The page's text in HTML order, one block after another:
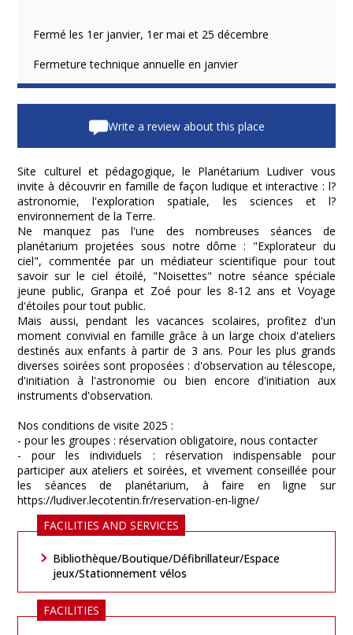
Site culturel et pédagogique, le Planétarium Ludiver vous
invite à découvrir en famille de façon ludique et interactive : l?
astronomie, l'exploration spatiale, les sciences et l?
environnement de la Terre.
Ne manquez pas l'une des nombreuses séances de
planétarium projetées sous notre dôme : "Explorateur du
ciel", commentée par un médiateur scientifique pour tout
savoir sur le ciel étoilé, "Noisettes" notre séance spéciale
jeune public, Granpa et Zoé pour les 8-12 ans et Voyage
d'étoiles pour tout public.
Mais aussi, pendant les vacances scolaires, profitez d'un
moment convivial en famille grâce à un large choix d'ateliers
destinés aux enfants à partir de 3 ans. Pour les plus grands
diverses soirées sont proposées : d'observation au télescope,
d'initiation à l'astronomie ou bien encore d'initiation aux
instruments d'observation.
Nos conditions de visite 2025 :
- pour les groupes : réservation obligatoire, nous contacter
- pour les individuels : réservation indispensable pour
participer aux ateliers et soirées, et vivement conseillée pour
les séances de planétarium, à faire en ligne sur
https://ludiver.lecotentin.fr/reservation-en-ligne/
FACILITIES AND SERVICES
Bibliothèque/Boutique/Défibrillateur/Espace
jeux/Stationnement vélos
FACILITIES
Fermé les 1er janvier, 1er mai et 25 décembre
Fermeture technique annuelle en janvier
Write a review about this place